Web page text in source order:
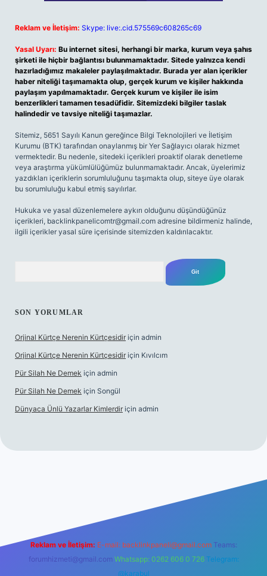
Reklam ve İletişim: Skype: live:.cid.575569c608265c69
Yasal Uyarı: Bu internet sitesi, herhangi bir marka, kurum veya şahıs
şirketi ile hiçbir bağlantısı bulunmamaktadır. Sitede yalnızca kendi
hazırladığımız makaleler paylaşılmaktadır. Burada yer alan içerikler
haber niteliği taşımamakta olup, gerçek kurum ve kişiler hakkında
paylaşım yapılmamaktadır. Gerçek kurum ve kişiler ile isim
benzerlikleri tamamen tesadüfidir. Sitemizdeki bilgiler taslak
halindedir ve tavsiye niteliği taşımazlar.
Sitemiz, 5651 Sayılı Kanun gereğince Bilgi Teknolojileri ve İletişim
Kurumu (BTK) tarafından onaylanmış bir Yer Sağlayıcı olarak hizmet
vermektedir. Bu nedenle, sitedeki içerikleri proaktif olarak denetleme
veya araştırma yükümlülüğümüz bulunmamaktadır. Ancak, üyelerimiz
yazdıkları içeriklerin sorumluluğunu taşımakta olup, siteye üye olarak
bu sorumluluğu kabul etmiş sayılırlar.
Hukuka ve yasal düzenlemelere aykırı olduğunu düşündüğünüz
içerikleri, backlinkpanelicomtr@gmail.com adresine bildirmeniz halinde,
ilgili içerikler yasal süre içerisinde sitemizden kaldırılacaktır.
SON YORUMLAR
Orjinal Kürtçe Nerenin Kürtçesidir için admin
Orjinal Kürtçe Nerenin Kürtçesidir için Kıvılcım
Pür Silah Ne Demek için admin
Pür Silah Ne Demek için Songül
Dünyaca Ünlü Yazarlar Kimlerdir için admin
Reklam ve İletişim: E-mail: backlinkpaneli@gmail.com Teams:
forumhizmeti@gmail.com Whatsapp: 0262 606 0 726 Telegram:
@karabul